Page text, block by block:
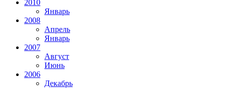
2010
Январь
2008
Апрель
Январь
2007
Август
Июнь
2006
Декабрь